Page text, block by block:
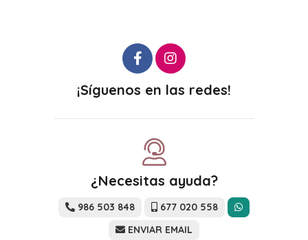
¡Síguenos en las redes!
¿Necesitas ayuda?
986 503 848
677 020 558
ENVIAR EMAIL